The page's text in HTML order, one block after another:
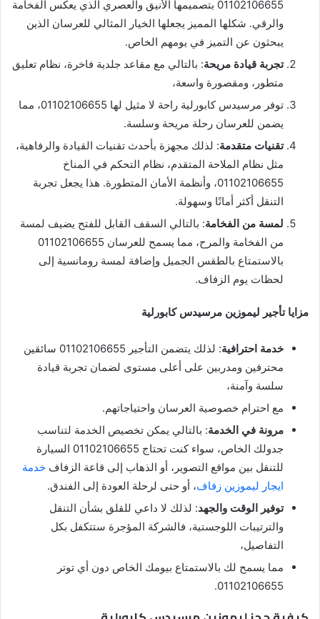
01102106655 بتصميمها الأنيق والعصري الذي يعكس الفخامة
والرقي. شكلها المميز يجعلها الخيار المثالي للعرسان الذين
يبحثون عن التميز في يومهم الخاص.
تجربة قيادة مريحة: بالتالي مع مقاعد جلدية فاخرة، نظام تعليق
متطور، ومقصورة واسعة،
توفر مرسيدس كابورلية راحة لا مثيل لها 01102106655، مما
يضمن للعرسان رحلة مريحة وسلسة.
تقنيات متقدمة: لذلك مجهزة بأحدث تقنيات القيادة والرفاهية،
مثل نظام الملاحة المتقدم، نظام التحكم في المناخ
01102106655، وأنظمة الأمان المتطورة. هذا يجعل تجربة
التنقل أكثر أمانًا وسهولة.
لمسة من الفخامة: بالتالي السقف القابل للفتح يضيف لمسة
من الفخامة والمرح، مما يسمح للعرسان 01102106655
بالاستمتاع بالطقس الجميل وإضافة لمسة رومانسية إلى
لحظات يوم الزفاف.
مزايا تأجير ليموزين مرسيدس كابورلية
خدمة احترافية
: لذلك يتضمن التأجير 01102106655 سائقين
محترفين ومدربين على أعلى مستوى لضمان تجربة قيادة
سلسة وآمنة،
مع احترام خصوصية العرسان واحتياجاتهم.
مرونة في الخدمة: بالتالي يمكن تخصيص الخدمة لتناسب
جدولك الخاص، سواء كنت تحتاج 01102106655 السيارة
للتنقل بين مواقع التصوير، أو الذهاب إلى قاعة الزفاف خدمة
ايجار ليموزين زفاف، أو حتى لرحلة العودة إلى الفندق.
توفير الوقت والجهد: لذلك لا داعي للقلق بشأن التنقل
والترتيبات اللوجستية، فالشركة المؤجرة ستتكفل بكل
التفاصيل،
مما يسمح لك بالاستمتاع بيومك الخاص دون أي توتر
01102106655.